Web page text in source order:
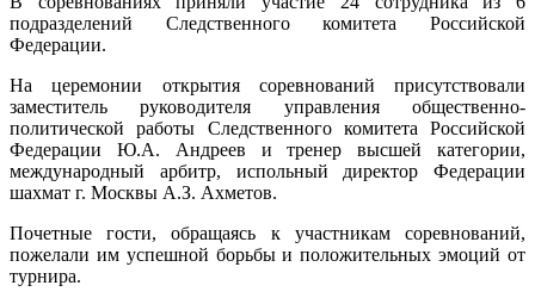
подразделений Следственного комитета Российской
Федерации.
На церемонии открытия соревнований присутствовали
заместитель руководителя управления общественно-
политической работы Следственного комитета Российской
Федерации Ю.А. Андреев и тренер высшей категории,
международный арбитр, испольный директор Федерации
шахмат г. Москвы А.З. Ахметов.
Почетные гости, обращаясь к участникам соревнований,
пожелали им успешной борьбы и положительных эмоций от
турнира.